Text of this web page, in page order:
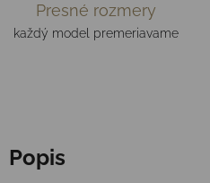
Presné rozmery
každý model premeriavame
Popis